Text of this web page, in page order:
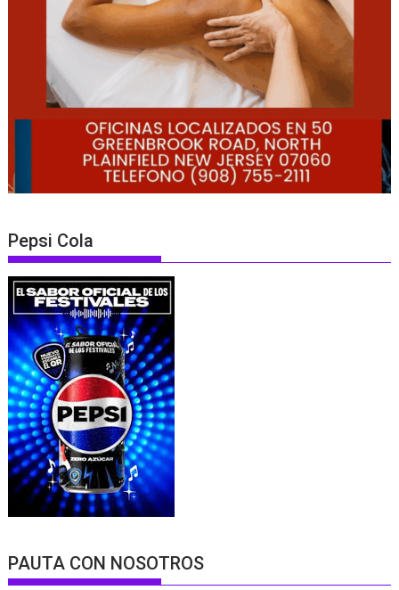
Pepsi Cola
PAUTA CON NOSOTROS